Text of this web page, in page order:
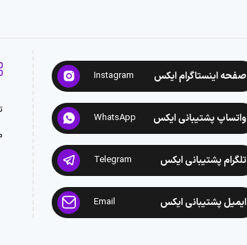
صفحه اینستاگرام ایکس Instagram
واتساپ پشتیبانی ایکس WhatsApp
تلگرام پشتیبانی ایکس Telegram
ایمیل پشتیبانی ایکس Email